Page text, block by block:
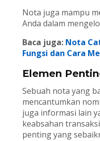
Nota juga mampu
Anda dalam
Baca juga: Nota
Fungsi dan Cara
Elemen
Sebuah nota yang
mencantumkan
juga informasi lain
keabsahan
penting yang